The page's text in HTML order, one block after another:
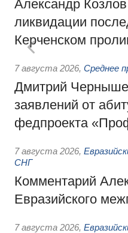
Александр
ликвидации
Керченском
7 августа 2026, Среднее
Дмитрий
заявлений от
федпроекта
7 августа 2026,
СНГ
Комментарий
Евразийского
7 августа 2026,